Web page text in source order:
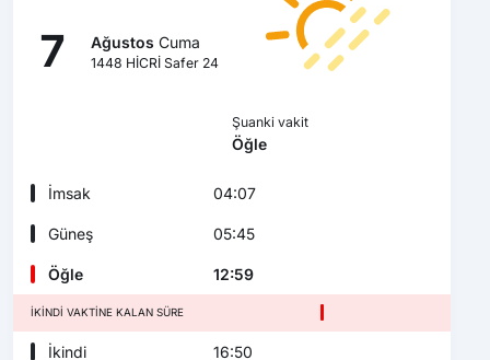
7 Ağustos Cuma
1448 HİCRİ Safer 24
Şuanki vakit
Öğle
İmsak 04:07
Güneş 05:45
Öğle 12:59
İKINDI VAKTINE KALAN SÜRE
İkindi 16:50